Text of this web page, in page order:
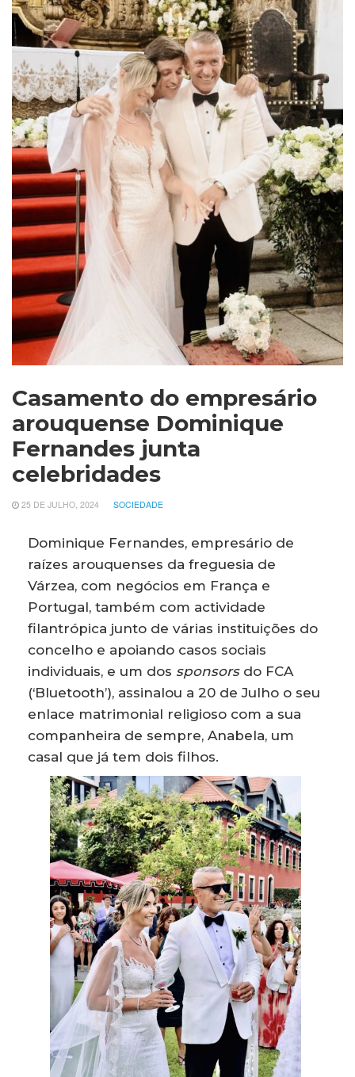
Casamento do empresário
arouquense Dominique
Fernandes junta
celebridades
25 DE JULHO, 2024 SOCIEDADE
Dominique Fernandes, empresário de
raízes arouquenses da freguesia de
Várzea, com negócios em França e
Portugal, também com actividade
filantrópica junto de várias instituições do
concelho e apoiando casos sociais
individuais, e um dos sponsorsdo FCA
(‘Bluetooth’), assinalou a 20 de Julho o seu
enlace matrimonial religioso com a sua
companheira de sempre, Anabela, um
casal que já tem dois filhos.